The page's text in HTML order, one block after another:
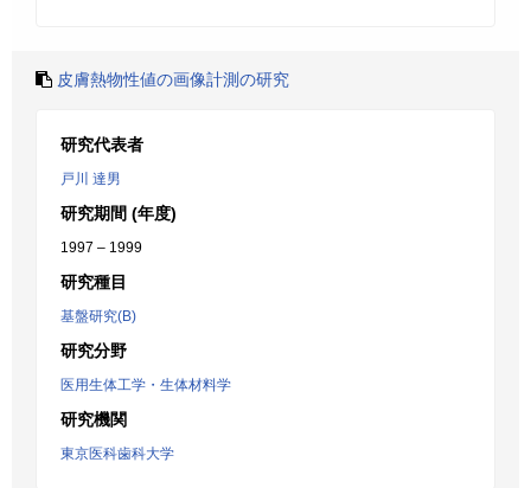
皮膚熱物性値の画像計測の研究
研究代表者
戸川 達男
研究期間 (年度)
1997 – 1999
研究種目
基盤研究(B)
研究分野
医用生体工学・生体材料学
研究機関
東京医科歯科大学